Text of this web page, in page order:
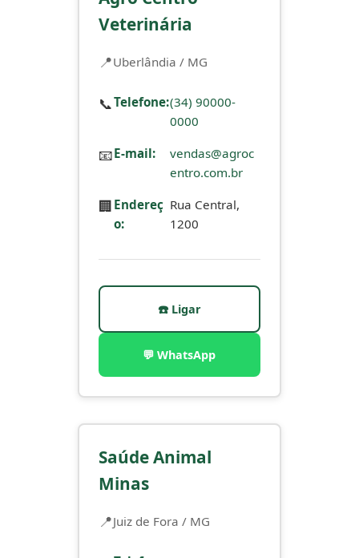
Veterinária
Uberlândia / MG
📞Telefone:(34) 90000-
0000
📧E-mail:
vendas@agroc
entro.com.br
🏢 Endereç
o:
Rua Central,
1200
☎️ Ligar
💬 WhatsApp
Saúde Animal
Minas
Juiz de Fora / MG